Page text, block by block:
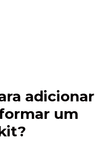
adicionar
um